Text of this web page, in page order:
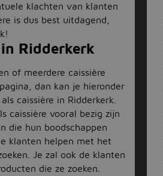
klachten van klanten
is dus best uitdagend,
Ridderkerk
of meerdere caissière
dan kan je hieronder
caissière in Ridderkerk.
caissière vooral bezig zijn
die hun boodschappen
klanten helpen met het
Je zal ook de klanten
die ze zoeken.